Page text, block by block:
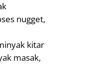
nugget,
kitar
masak,